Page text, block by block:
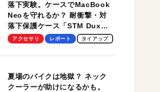
落下実験。ケースでMacBook
Neoを守れるか？ 耐衝撃・対
落下保護ケース「STM Dux
Ultra」を検証。学生、ビジネ
適！
アクセサリ レポート タイアップ
夏場のバイクは地獄？ ネック
クーラーが助けになるかも。